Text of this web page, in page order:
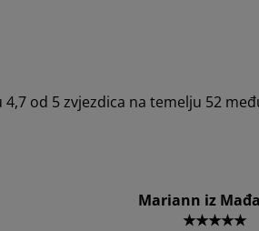
od 5 zvjezdica na temelju 52
Mariann iz
★★★★★